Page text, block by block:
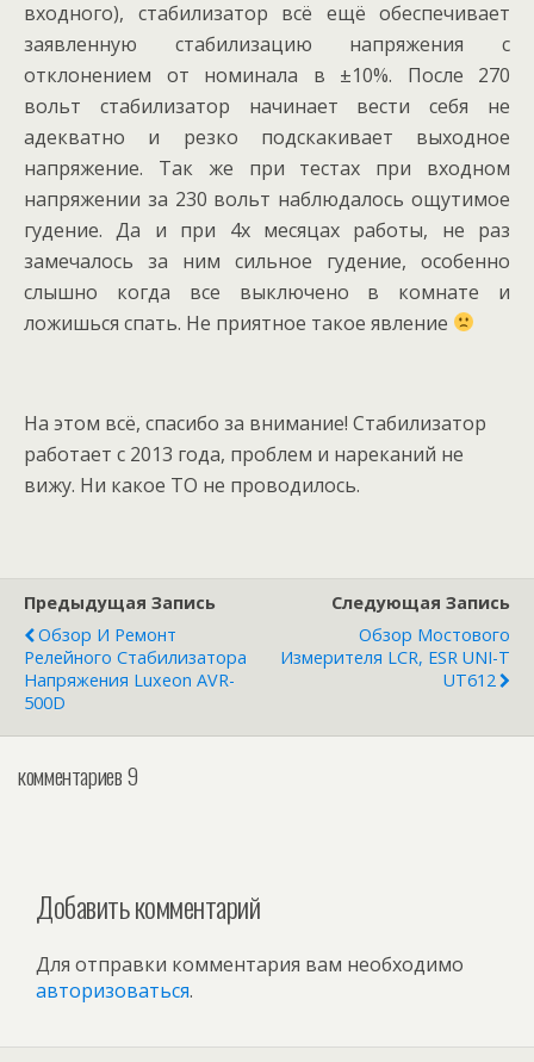
входного), стабилизатор всё ещё обеспечивает
заявленную стабилизацию напряжения с
отклонением от номинала в ±10%. После 270
вольт стабилизатор начинает вести себя не
адекватно и резко подскакивает выходное
напряжение. Так же при тестах при входном
напряжении за 230 вольт наблюдалось ощутимое
гудение. Да и при 4х месяцах работы, не раз
замечалось за ним сильное гудение, особенно
слышно когда все выключено в комнате и
ложишься спать. Не приятное такое явление
На этом всё, спасибо за внимание! Стабилизатор
работает с 2013 года, проблем и нареканий не
вижу. Ни какое ТО не проводилось.
Предыдущая Запись
Обзор И Ремонт
Релейного Стабилизатора
Напряжения Luxeon AVR-
500D
Следующая Запись
Обзор Мостового
Измерителя LCR, ESR UNI-T
UT612
комментариев 9
Добавить комментарий
Для отправки комментария вам необходимо
авторизоваться.